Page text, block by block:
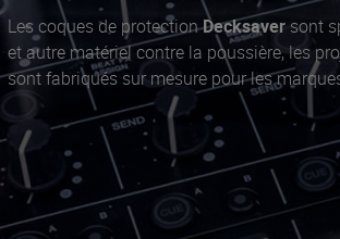
Les coques de protectionDecksaversont
et autre matériel contre la poussière, les
sont fabriqués sur mesure pour les